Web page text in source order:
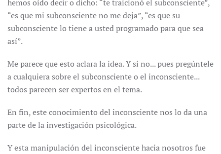
hemos oído decir o dicho: “te traicionó el subconsciente”,
“es que mi subconsciente no me deja”, “es que su
subconsciente lo tiene a usted programado para que sea
así”.
Me parece que esto aclara la idea. Y si no... pues pregúntele
a cualquiera sobre el subconsciente o el inconsciente...
todos parecen ser expertos en el tema.
En fin, este conocimiento del inconsciente nos lo da una
parte de la investigación psicológica.
Y esta manipulación del inconsciente hacia nosotros fue